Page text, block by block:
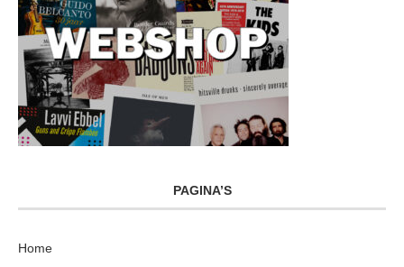
PAGINA’S
Home